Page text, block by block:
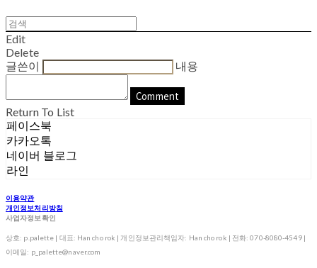
Edit
Delete
글쓴이
내용
Comment
Return To List
페이스북
카카오톡
네이버 블로그
라인
이용약관
개인정보처리방침
사업자정보확인
상호: p.palette | 대표: Han cho rok | 개인정보관리책임자: Han cho rok | 전화: 070-8080-4549 |
이메일: p_palette@naver.com